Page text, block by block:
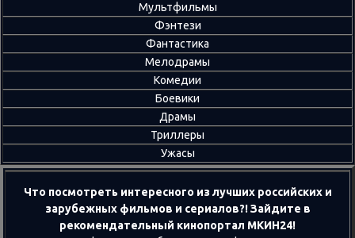
Мультфильмы
Фэнтези
Фантастика
Мелодрамы
Комедии
Боевики
Драмы
Триллеры
Ужасы
Что посмотреть интересного из лучших российских и
зарубежных фильмов и сериалов?! Зайдите в
рекомендательный кинопортал МКИН24!